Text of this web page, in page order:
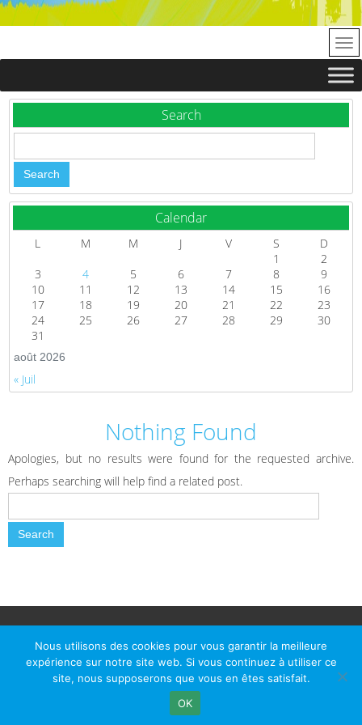
Search
Calendar
août 2026
L M M J V S
D
1
2
3
4 5 6 7 8
9
10
11 12 13 14 15
16
17
18 19 20 21 22
23
24
25 26 27 28 29
30
31
« Juil
Nothing Found
Apologies, but no results were found for the requested archive.
Perhaps searching will help find a related post.
Mairie du Passage d'Agen, BP 7, place du Général de Gaulle, 47520
Le Passage d'Agen - Téléphone: +33 5 53 77 18 77
Nous utilisons des cookies pour vous garantir la meilleure
expérience sur notre site web. Si vous continuez à utiliser ce
site, nous supposerons que vous en êtes satisfait.
OK